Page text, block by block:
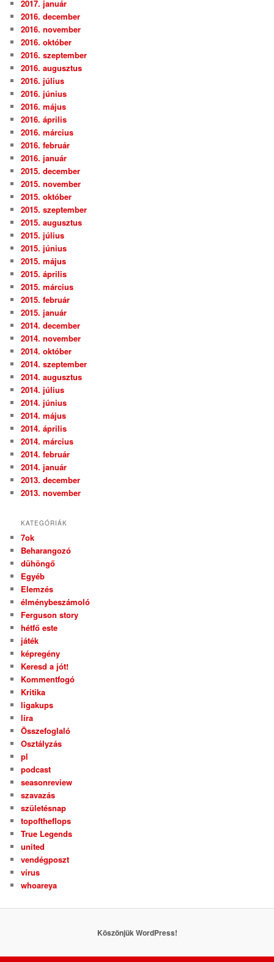
2017. január
2016. december
2016. november
2016. október
2016. szeptember
2016. augusztus
2016. július
2016. június
2016. május
2016. április
2016. március
2016. február
2016. január
2015. december
2015. november
2015. október
2015. szeptember
2015. augusztus
2015. július
2015. június
2015. május
2015. április
2015. március
2015. február
2015. január
2014. december
2014. november
2014. október
2014. szeptember
2014. augusztus
2014. július
2014. június
2014. május
2014. április
2014. március
2014. február
2014. január
2013. december
2013. november
KATEGÓRIÁK
7ok
Beharangozó
dühöngő
Egyéb
Elemzés
élménybeszámoló
Ferguson story
hétfő este
játék
képregény
Keresd a jót!
Kommentfogó
Kritika
ligakups
líra
Összefoglaló
Osztályzás
pl
podcast
seasonreview
szavazás
születésnap
topoftheflops
True Legends
united
vendégposzt
vírus
whoareya
Köszönjük WordPress!